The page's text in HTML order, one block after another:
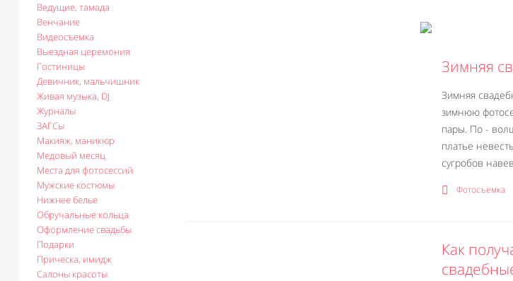
Ведущие, тамада
Венчание
Видеосъемка
Выездная церемония
Гостиницы
Девичник, мальчишник
Живая музыка, DJ
Журналы
ЗАГСы
Макияж, маникюр
Медовый месяц
Места для фотосессий
Мужские костюмы
Нижнее белье
Обручальные кольца
Оформление свадьбы
Подарки
Прическа, имидж
Салоны красоты
Зимняя
Зимняя
зимнюю
пары. По -
платье
сугробов
Фотосъемка
Как